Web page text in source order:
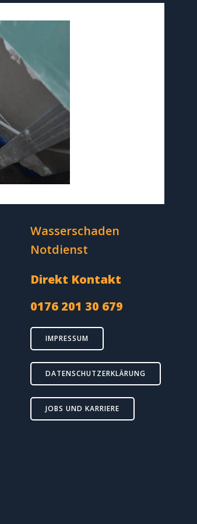
Wasserschaden
Notdienst
Direkt Kontakt
0176 201 30 679
IMPRESSUM
DATENSCHUTZERKLÄRUNG
JOBS UND KARRIERE